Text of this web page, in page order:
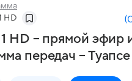
HD (
HD – прямой эфир
передач – Туапсе